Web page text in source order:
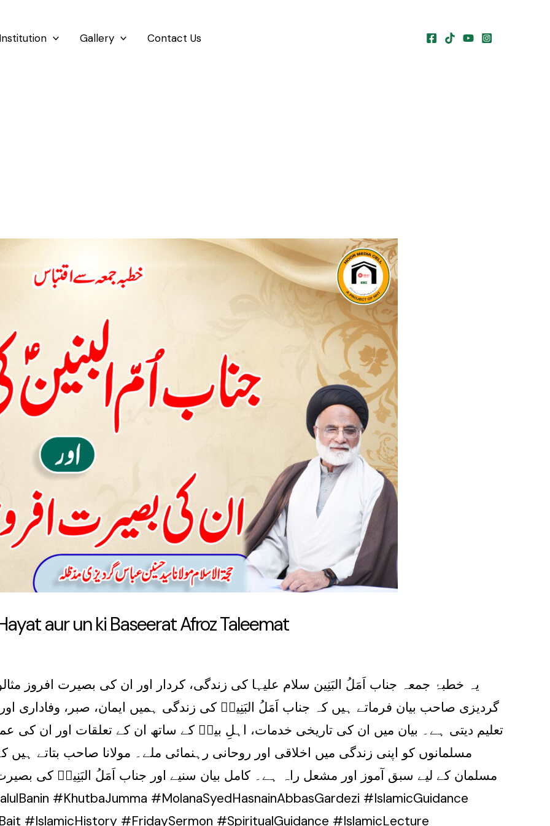
Gallery Contact Us
aur un ki Baseerat Afroz Taleemat
یہ خطبۂ جمعہ جناب اَمَلُ البَنِین سلام علیہا کی زندگی، کردار اور ان کی بصیرت افروز
گردیزی صاحب بیان فرماتے ہیں کہ جناب اَمَلُ البَنِینؑ کی زندگی ہمیں ایمان، صبر، وفاداری
تعلیم دیتی ہے۔ بیان میں ان کی تاریخی خدمات، اہلِ بیتؑ کے ساتھ ان کے تعلقات اور ان کی
مسلمانوں کو اپنی زندگی میں اخلاقی اور روحانی رہنمائی ملے۔ مولانا صاحب بتاتے
مسلمان کے لیے سبق آموز اور مشعل راہ ہے۔ کامل بیان سنیے اور جناب اَمَلُ البَنِینؑ کی بصیرت
#IslamicHistory #FridaySermon #SpiritualGuidance #IslamicLecture